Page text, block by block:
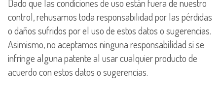
Dado que las condiciones de uso están fuera de nuestro
control, rehusamos toda responsabilidad por las pérdidas
o daños sufridos por el uso de estos datos o sugerencias.
Asimismo, no aceptamos ninguna responsabilidad si se
infringe alguna patente al usar cualquier producto de
acuerdo con estos datos o sugerencias.